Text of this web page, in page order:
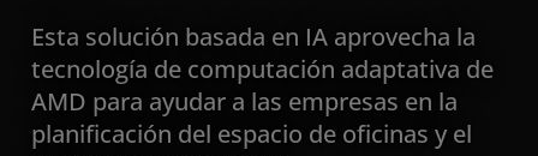
Esta solución basada en IA aprovecha la
tecnología de computación adaptativa de
AMD para ayudar a las empresas en la
planificación del espacio de oficinas y el